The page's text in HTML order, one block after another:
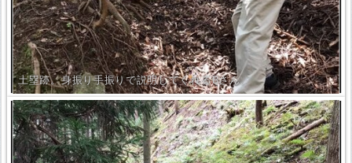
土塁跡。身振り手振りで説明してくれるBさん。